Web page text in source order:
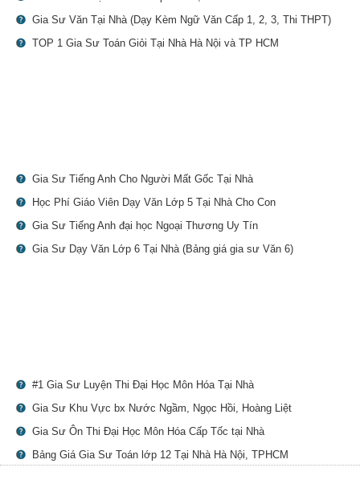
Gia Sư Văn Tại Nhà (Dạy Kèm Ngữ Văn Cấp 1, 2, 3, Thi THPT)
TOP 1 Gia Sư Toán Giỏi Tại Nhà Hà Nội và TP HCM
Gia Sư Tiếng Anh Cho Người Mất Gốc Tại Nhà
Học Phí Giáo Viên Dạy Văn Lớp 5 Tại Nhà Cho Con
Gia Sư Tiếng Anh đại học Ngoại Thương Uy Tín
Gia Sư Dạy Văn Lớp 6 Tại Nhà (Bảng giá gia sư Văn 6)
#1 Gia Sư Luyện Thi Đại Học Môn Hóa Tại Nhà
Gia Sư Khu Vực bx Nước Ngầm, Ngọc Hồi, Hoàng Liệt
Gia Sư Ôn Thi Đại Học Môn Hóa Cấp Tốc tại Nhà
Bảng Giá Gia Sư Toán lớp 12 Tại Nhà Hà Nội, TPHCM